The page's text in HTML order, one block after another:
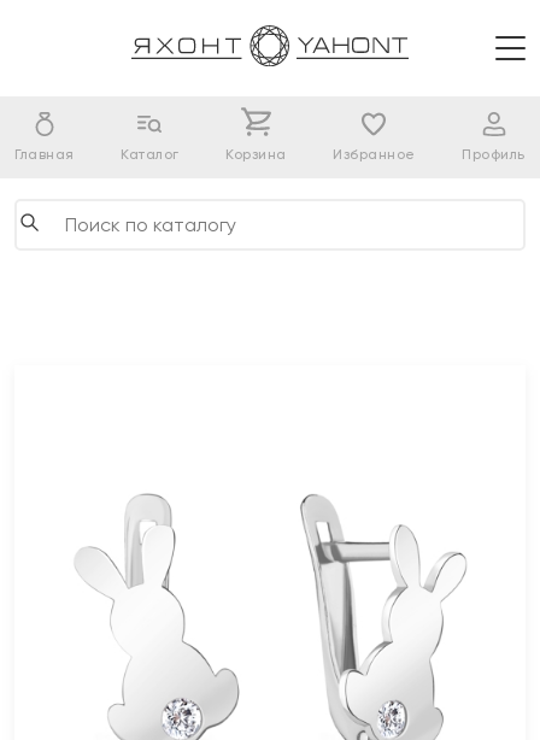
Главная Каталог Корзина Избранное Профиль